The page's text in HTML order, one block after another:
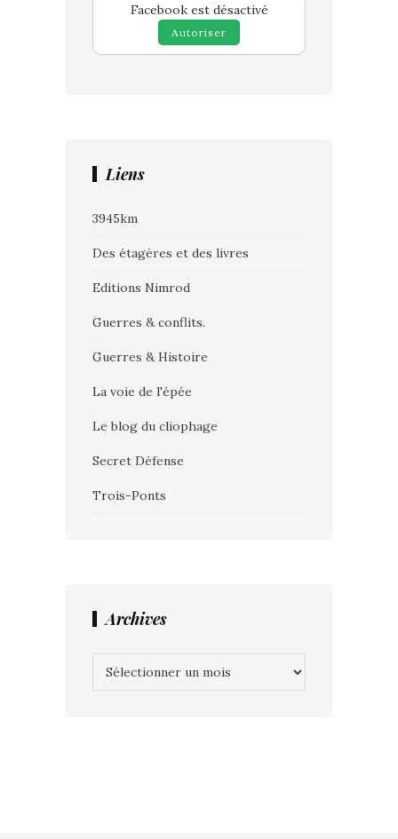
Facebook est désactivé
Autoriser
Liens
3945km
Des étagères et des livres
Editions Nimrod
Guerres & conflits.
Guerres & Histoire
La voie de l'épée
Le blog du cliophage
Secret Défense
Trois-Ponts
Archives